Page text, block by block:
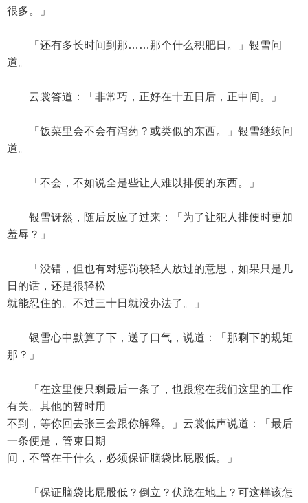
很多。」
「还有多长时间到那……那个什么积肥日。」银雪问
道。
云裳答道：「非常巧，正好在十五日后，正中间。」
「饭菜里会不会有泻药？或类似的东西。」银雪继续问
道。
「不会，不如说全是些让人难以排便的东西。」
银雪讶然，随后反应了过来：「为了让犯人排便时更加
羞辱？」
「没错，但也有对惩罚较轻人放过的意思，如果只是几
日的话，还是很轻松
就能忍住的。不过三十日就没办法了。」
银雪心中默算了下，送了口气，说道：「那剩下的规矩
那？」
「在这里便只剩最后一条了，也跟您在我们这里的工作
有关。其他的暂时用
不到，等你回去张三会跟你解释。」云裳低声说道：「最后
一条便是，管束日期
间，不管在干什么，必须保证脑袋比屁股低。」
「保证脑袋比屁股低？倒立？伏跪在地上？可这样该怎